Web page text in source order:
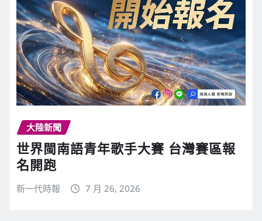
大陸新聞
世界閩南語青年歌手大賽 台灣賽區報
名開跑
新一代時報 7 月 26, 2026